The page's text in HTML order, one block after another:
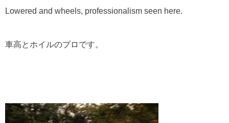
Lowered and wheels, professionalism seen here.
車高とホイルのプロです。